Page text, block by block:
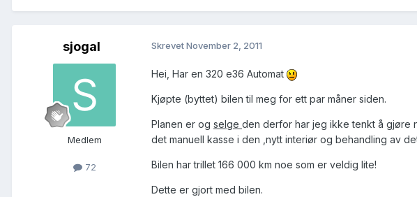
sjogal
Medlem
72
SkrevetNovember 2, 2011
Hei, Har en 320 e36 Automat
Kjøpte (byttet) bilen til meg for ett par måner siden.
Planen er og selge den derfor har jeg ikke tenkt å gjøre
det manuell kasse i den ,nytt interiør og behandling av
Bilen har trillet 166 000 km noe som er veldig lite!
Dette er gjort med bilen.